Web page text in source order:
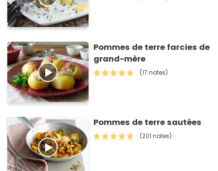
Pommes de terre farcies de
grand-mère
(17 notes)
Pommes de terre sautées
(201 notes)